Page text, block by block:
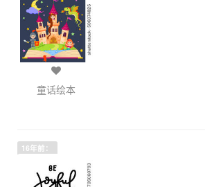
童话绘本
16年前：